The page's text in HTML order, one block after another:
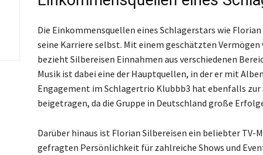
Die Einkommensquellen eines Schlagerstars wie
seine Karriere selbst. Mit einem geschätzten Vermögen
bezieht Silbereisen Einnahmen aus verschiedenen
Musik ist dabei eine der Hauptquellen, in der er mit
Engagement im Schlagertrio Klubbb3 hat ebenfalls zur
beigetragen, da die Gruppe in Deutschland große
Darüber hinaus ist Florian Silbereisen ein beliebter TV-
gefragten Persönlichkeit für zahlreiche Shows und